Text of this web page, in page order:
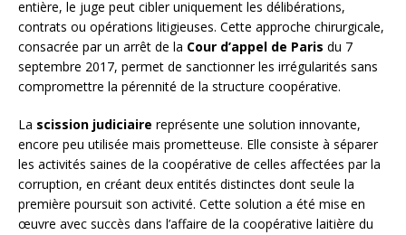
entière, le juge peut cibler uniquement les délibérations,
contrats ou opérations litigieuses. Cette approche chirurgicale,
consacrée par un arrêt de la Cour d’appel de Paris du 7
septembre 2017, permet de sanctionner les irrégularités sans
compromettre la pérennité de la structure coopérative.
La scission judiciaire représente une solution innovante,
encore peu utilisée mais prometteuse. Elle consiste à séparer
les activités saines de la coopérative de celles affectées par la
corruption, en créant deux entités distinctes dont seule la
première poursuit son activité. Cette solution a été mise en
œuvre avec succès dans l’affaire de la coopérative laitière du